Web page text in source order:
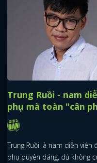
Trung Ruồi - nam
phụ mà toàn "cân
Trung Ruồi là nam diễn viên
phụ duyên dáng, dù không